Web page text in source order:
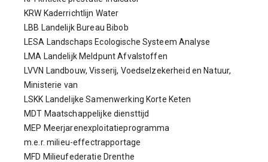
KRW Kaderrichtlijn Water
LBB Landelijk Bureau Bibob
LESA Landschaps Ecologische Systeem Analyse
LMA Landelijk Meldpunt Afvalstoffen
LVVN Landbouw, Visserij, Voedselzekerheid en Natuur,
Ministerie van
LSKK Landelijke Samenwerking Korte Keten
MDT Maatschappelijke diensttijd
MEP Meerjarenexploitatieprogramma
m.e.r. milieu-effectrapportage
MFD Milieufederatie Drenthe